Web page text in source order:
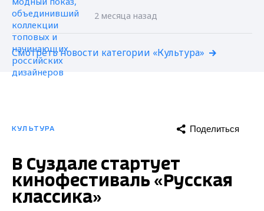
2 месяца назад
Смотреть новости категории «Культура»
КУЛЬТУРА Поделиться
В Суздале стартует
кинофестиваль «Русская
классика»